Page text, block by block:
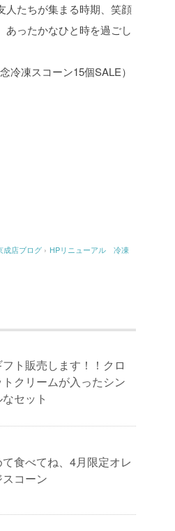
人たちが集まる時期、笑顔
あったかなひと時を過ごし
冷凍スコーン15個SALE）
成店ブログ › HPリニューアル 冷凍
フト販売します！！クロ
トクリームが入ったシン
セット
食べてね、4月限定オレ
スコーン